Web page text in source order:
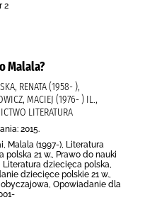
2
Malala?
RENATA (1958- ),
MACIEJ (1976- ) IL.,
LITERATURA
2015.
Malala (1997-), Literatura
polska 21 w., Prawo do nauki
Literatura dziecięca polska,
dziecięce polskie 21 w.,
obyczajowa, Opowiadanie dla